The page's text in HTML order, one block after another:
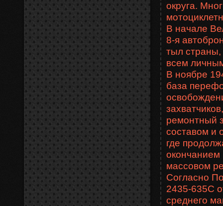
округа.
В начале
8-я
тыл страны,
всем
В ноябре
база
ремонтный
составом и
где
окончанием
массовом
Согласно
2435-635С
среднего